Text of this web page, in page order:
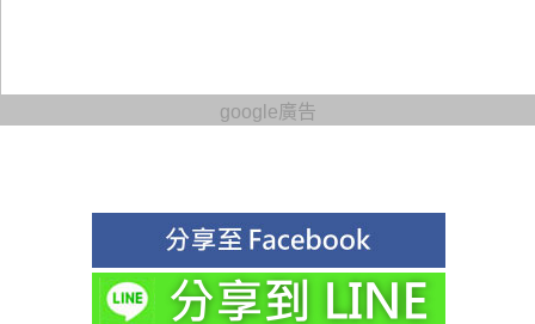
google廣告